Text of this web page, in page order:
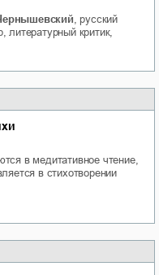
, русский
литературный критик,
в медитативное чтение,
в стихотворении